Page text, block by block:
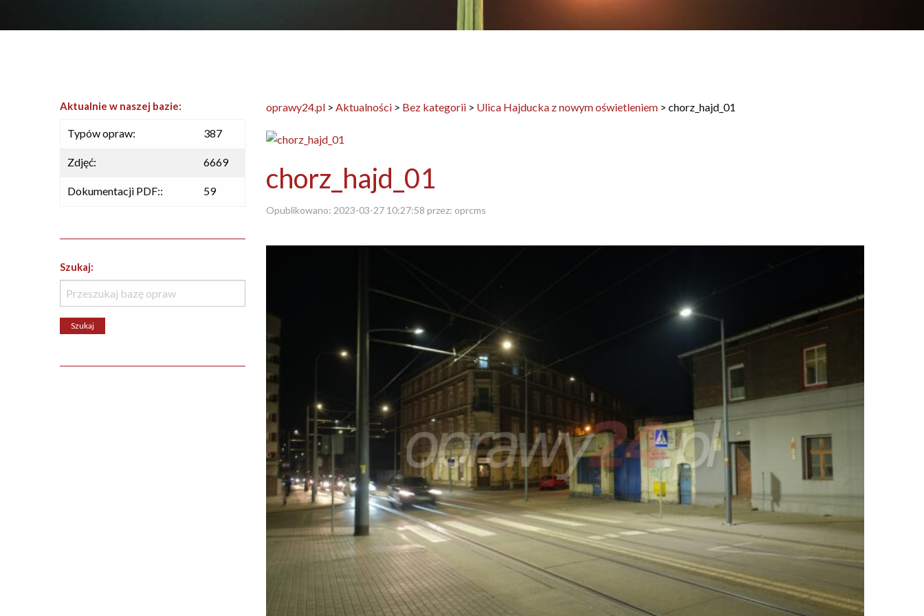
oprawy24.pl > Aktualności > Bez kategorii > Ulica Hajducka z nowym oświetleniem > chorz_hajd_01
chorz_hajd_01
Opublikowano: 2023-03-27 10:27:58 przez: oprcms
Aktualnie w naszej bazie:
Typów opraw: 387
Zdjęć: 6669
Dokumentacji PDF:: 59
Szukaj: